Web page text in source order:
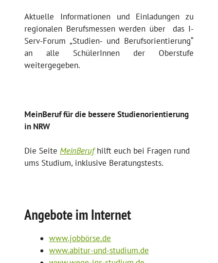
Aktuelle Informationen und Einladungen zu
regionalen Berufsmessen werden über das I-
Serv-Forum „Studien- und Berufsorientierung“
an alle SchülerInnen der Oberstufe
weitergegeben.
MeinBeruf für die bessere Studienorientierung
in NRW
Die Seite MeinBerufhilft euch bei Fragen rund
ums Studium, inklusive Beratungstests.
Angebote im Internet
www.jobbörse.de
www.abitur-und-studium.de